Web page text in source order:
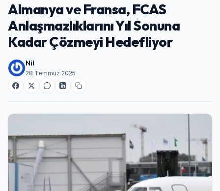
Almanya ve Fransa, FCAS
Anlaşmazlıklarını Yıl Sonuna
Kadar Çözmeyi Hedefliyor
Nil
28 Temmuz 2025